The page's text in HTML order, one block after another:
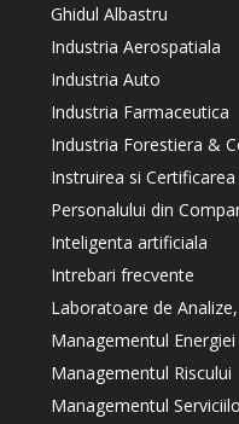
Ghidul Albastru
Industria Aerospatiala
Industria Auto
Industria Farmaceutica
Industria Forestiera &
Instruirea si
Personalului din
Inteligenta artificiala
Intrebari frecvente
Laboratoare de
Managementul Energiei
Managementul Riscului
Managementul